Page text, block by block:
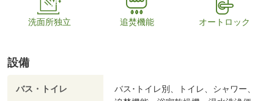
洗面所独立 追焚機能 オートロック
設備
バス・トイレ
バス･トイレ別、トイレ、シャワー、